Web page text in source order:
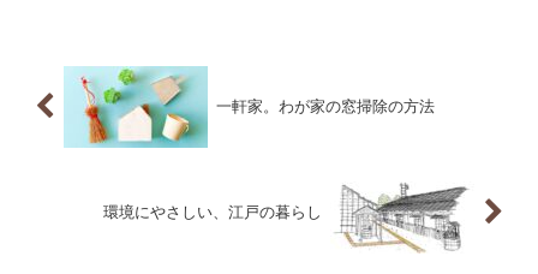
一軒家。わが家の窓掃除の方法
環境にやさしい、江戸の暮らし